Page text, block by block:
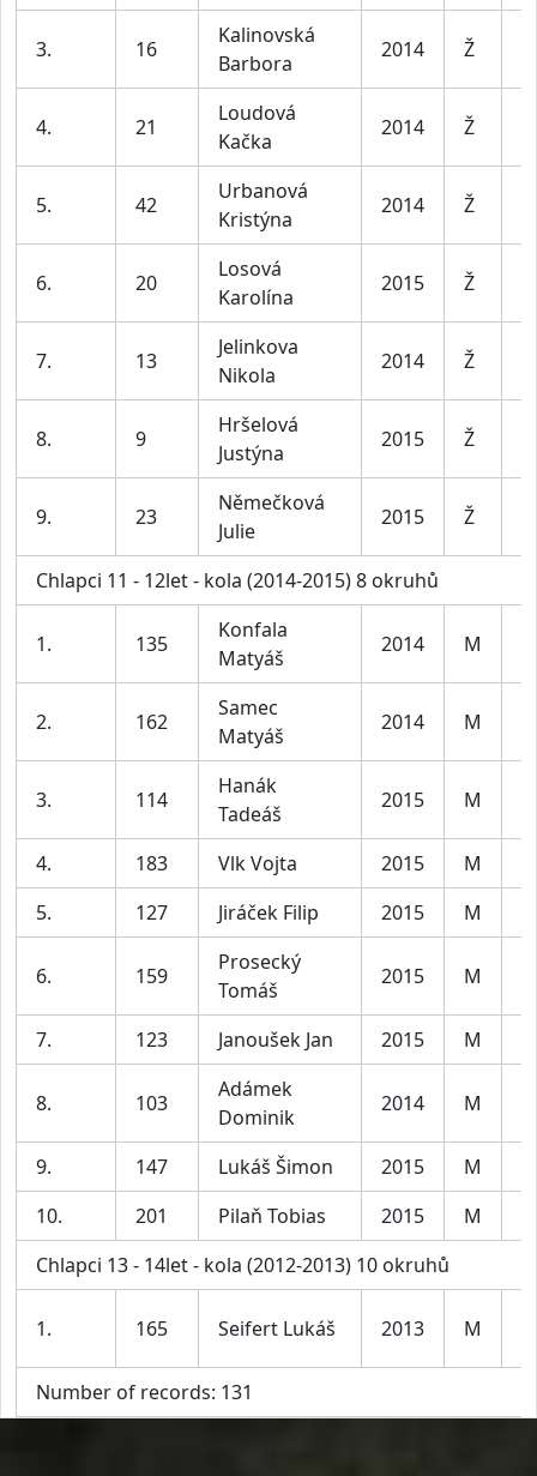
3. 16
Kalinovská
Barbora
2014 Ž
4. 21
Loudová
Kačka
2014 Ž
5. 42
Urbanová
Kristýna
2014 Ž
6. 20
Losová
Karolína
2015 Ž
7. 13
Jelinkova
Nikola
2014 Ž
8. 9
Hršelová
Justýna
2015 Ž
9. 23
Němečková
Julie
2015 Ž
Chlapci 11 - 12let - kola (2014-2015) 8 okruhů
1. 135
Konfala
Matyáš
2014 M
2. 162
Samec
Matyáš
2014 M
3. 114
Hanák
Tadeáš
2015 M
4. 183 Vlk Vojta 2015 M
5.
127 Jiráček Filip 2015 M
6. 159
Prosecký
Tomáš
2015 M
7. 123 Janoušek Jan 2015 M
8. 103
Adámek
Dominik
2014 M
9. 147 Lukáš Šimon 2015 M
10.
201 Pilaň Tobias 2015 M
Chlapci 13 - 14let - kola (2012-2013) 10 okruhů
1. 165 Seifert Lukáš 2013 M
Number of records: 131